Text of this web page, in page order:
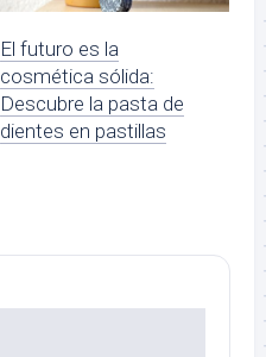
El futuro es la
cosmética sólida:
Descubre la pasta de
dientes en pastillas